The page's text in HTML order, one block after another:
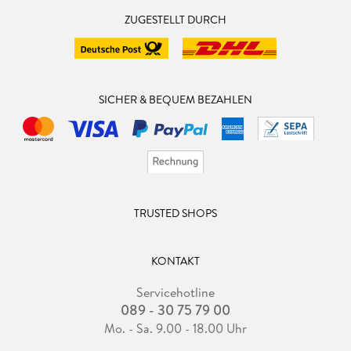
ZUGESTELLT DURCH
SICHER & BEQUEM BEZAHLEN
TRUSTED SHOPS
KONTAKT
Servicehotline
089 - 30 75 79 00
Mo. - Sa. 9.00 - 18.00 Uhr